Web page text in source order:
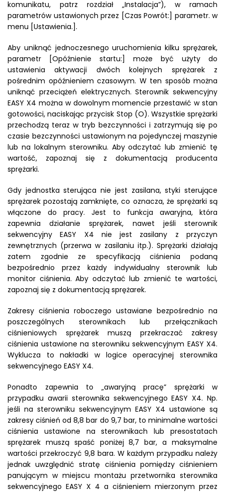
komunikatu, patrz rozdział „Instalacja”), w ramach
parametrów ustawionych przez [Czas Powrót:] parametr. w
menu [Ustawienia.].
Aby uniknąć jednoczesnego uruchomienia kilku sprężarek,
parametr [Opóźnienie startu:] może być użyty do
ustawienia aktywacji dwóch kolejnych sprężarek z
pośrednim opóźnieniem czasowym. W ten sposób można
uniknąć przeciążeń elektrycznych. Sterownik sekwencyjny
EASY X4 można w dowolnym momencie przestawić w stan
gotowości, naciskając przycisk Stop (O). Wszystkie sprężarki
przechodzą teraz w tryb bezczynności i zatrzymują się po
czasie bezczynności ustawionym na pojedynczej maszynie
lub na lokalnym sterowniku. Aby odczytać lub zmienić tę
wartość, zapoznaj się z dokumentacją producenta
sprężarki.
Gdy jednostka sterująca nie jest zasilana, styki sterujące
sprężarek pozostają zamknięte, co oznacza, że ​​sprężarki są
włączone do pracy. Jest to funkcja awaryjna, która
zapewnia działanie sprężarek, nawet jeśli sterownik
sekwencyjny EASY X4 nie jest zasilany z przyczyn
zewnętrznych (przerwa w zasilaniu itp.). Sprężarki działają
zatem zgodnie ze specyfikacją ciśnienia podaną
bezpośrednio przez każdy indywidualny sterownik lub
monitor ciśnienia. Aby odczytać lub zmienić te wartości,
zapoznaj się z dokumentacją sprężarek.
Zakresy ciśnienia roboczego ustawiane bezpośrednio na
poszczególnych sterownikach lub przełącznikach
ciśnieniowych sprężarek muszą przekraczać zakresy
ciśnienia ustawione na sterowniku sekwencyjnym EASY X4.
Wyklucza to nakładki w logice operacyjnej sterownika
sekwencyjnego EASY X4.
Ponadto zapewnia to „awaryjną pracę” sprężarki w
przypadku awarii sterownika sekwencyjnego EASY X4. Np.
jeśli na sterowniku sekwencyjnym EASY X4 ustawione są
zakresy ciśnień od 8,8 bar do 9,7 bar, to minimalne wartości
ciśnienia ustawione na sterownikach lub presostatach
sprężarek muszą spaść poniżej 8,7 bar, a maksymalne
wartości przekroczyć 9,8 bara. W każdym przypadku należy
jednak uwzględnić stratę ciśnienia pomiędzy ciśnieniem
panującym w miejscu montażu przetwornika sterownika
sekwencyjnego EASY X 4 a ciśnieniem mierzonym przez